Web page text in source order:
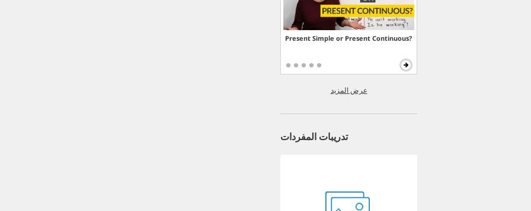
Present Simple or Present Continuous?
عرض المزيد
تدريبات المفردات